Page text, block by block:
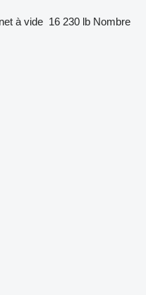
à vide 16 230 lb Nombre